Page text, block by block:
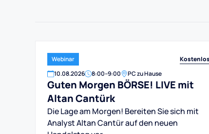
Webinar
Kostenlos
10.08.2026 8:00–9:00 PC zu Hause
Guten Morgen BÖRSE! LIVE mit
Altan Cantürk
Die Lage am Morgen! Bereiten Sie sich mit
Analyst Altan Cantür auf den neuen